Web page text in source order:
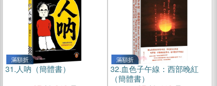
滿額折
31.人吶（簡體書）
滿額折
32.血色子午線：西部晚紅
（簡體書）